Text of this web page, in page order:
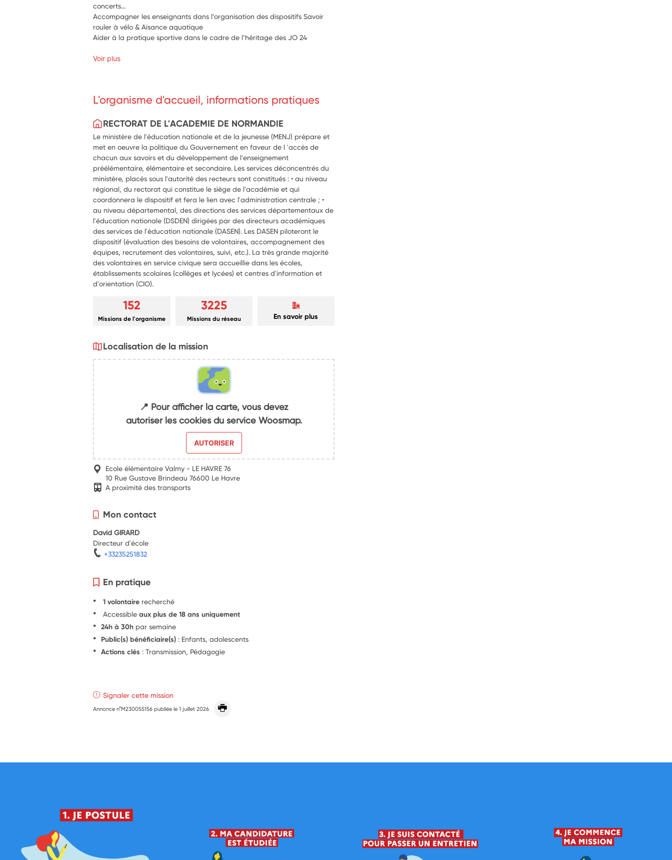
concerts...
Accompagner les enseignants dans l’organisation des dispositifs Savoir
rouler à vélo & Aisance aquatique
Aider à la pratique sportive dans le cadre de l’héritage des JO 24
Voir plus
L'organisme d'accueil, informations pratiques
RECTORAT DE L'ACADEMIE DE NORMANDIE
Le ministère de l'éducation nationale et de la jeunesse (MENJ) prépare et
met en oeuvre la politique du Gouvernement en faveur de l 'accès de
chacun aux savoirs et du développement de l'enseignement
préélémentaire, élémentaire et secondaire. Les services déconcentrés du
ministère, placés sous l'autorité des recteurs sont constitués : • au niveau
régional, du rectorat qui constitue le siège de l'académie et qui
coordonnera le dispositif et fera le lien avec l'administration centrale ; •
au niveau départemental, des directions des services départementaux de
l'éducation nationale (DSDEN) dirigées par des directeurs académiques
des services de l'éducation nationale (DASEN). Les DASEN piloteront le
dispositif (évaluation des besoins de volontaires, accompagnement des
équipes, recrutement des volontaires, suivi, etc.). La très grande majorité
des volontaires en service civique sera accueillie dans les écoles,
établissements scolaires (collèges et lycées) et centres d'information et
d'orientation (CIO).
152
Missions de l'organisme
3225
Missions du réseau En savoir plus
Localisation de la mission
📍 Pour afficher la carte, vous devez
autoriser les cookies du service Woosmap.
AUTORISER
Ecole élémentaire Valmy - LE HAVRE 76
10 Rue Gustave Brindeau 76600 Le Havre
A proximité des transports
Mon contact
David GIRARD
Directeur d'école
+33235251832
En pratique
1 volontaire recherché
Accessibleaux plus de 18 ans uniquement
24h à 30h par semaine
Public(s) bénéficiaire(s) : Enfants, adolescents
Actions clés : Transmission, Pédagogie
Signaler cette mission
Annonce n°M230055156 publiée le1 juillet 2026